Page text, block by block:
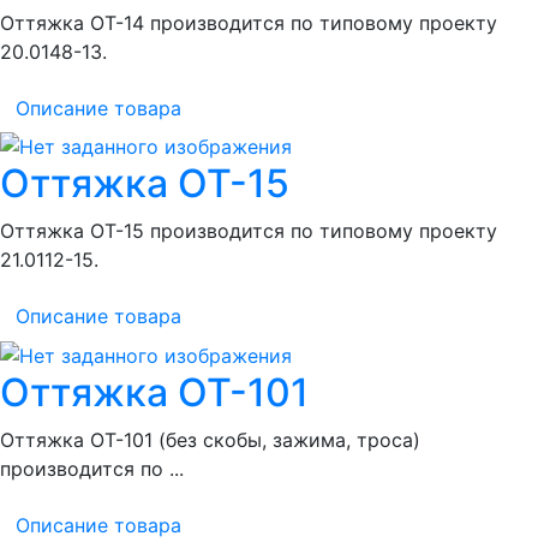
Оттяжка ОТ-14 производится по типовому проекту
20.0148-13.
Описание товара
Оттяжка ОТ-15
Оттяжка ОТ-15 производится по типовому проекту
21.0112-15.
Описание товара
Оттяжка ОТ-101
Оттяжка ОТ-101 (без скобы, зажима, троса)
производится по ...
Описание товара